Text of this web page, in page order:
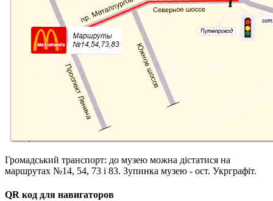
Громадський транспорт: до музею можна дістатися на
маршрутах №14, 54, 73 і 83. Зупинка музею - ост. Укрграфіт.
QR код для навигаторов